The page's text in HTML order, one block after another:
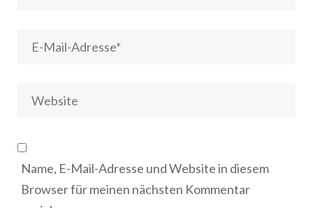
Name, E-Mail-Adresse und Website in diesem
Browser für meinen nächsten Kommentar